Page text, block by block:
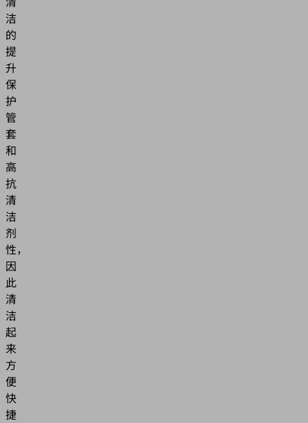
洁
的
提
升
保
护
管
套
和
高
抗
清
洁
剂
性，
因
此
清
洁
起
来
方
便
快
捷